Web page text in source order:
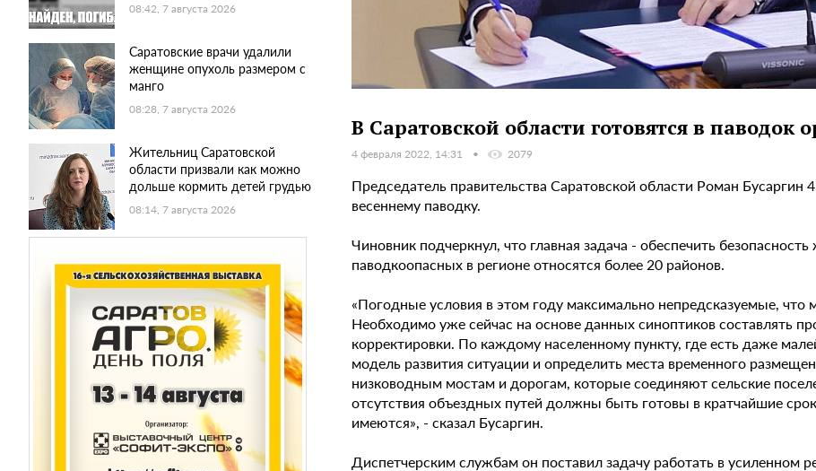
08:42, 7 августа 2026
Саратовские врачи удалили
женщине опухоль размером с
манго
08:28, 7 августа 2026
Жительниц Саратовской
области призвали как можно
дольше кормить детей грудью
08:14, 7 августа 2026
В Саратовской области готовятся в паводок
4 февраля 2022, 14:31 2079
Председатель правительства Саратовской области Роман Бусаргин
весеннему паводку.
Чиновник подчеркнул, что главная задача - обеспечить
паводкоопасных в регионе относятся более 20 районов.
«Погодные условия в этом году максимально непредсказуемые, что
Необходимо уже сейчас на основе данных синоптиков составлять
корректировки. По каждому населенному пункту, где есть даже
модель развития ситуации и определить места временного
низководным мостам и дорогам, которые соединяют сельские
отсутствия объездных путей должны быть готовы в кратчайшие
имеются», - сказал Бусаргин.
Диспетчерским службам он поставил задачу работать в усиленном